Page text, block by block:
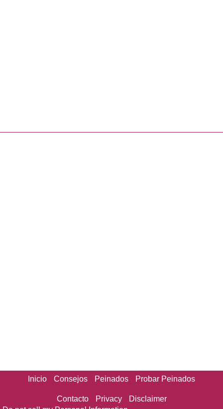
Inicio Consejos Peinados Probar Peinados
Contacto Privacy
Disclaimer